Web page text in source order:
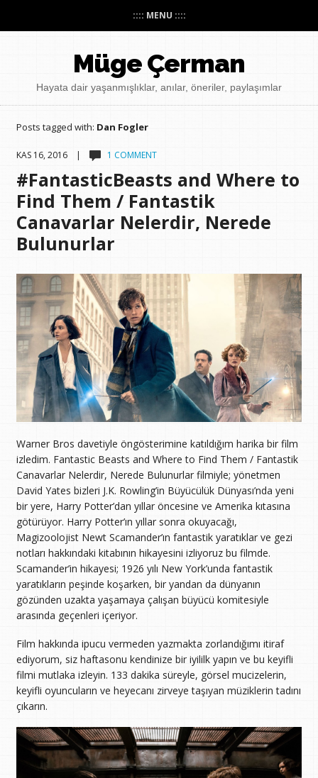
:::: MENU ::::
Müge Çerman
Hayata dair yaşanmışlıklar, anılar, öneriler, paylaşımlar
Posts tagged with: Dan Fogler
KAS 16, 2016 | 1 COMMENT
#FantasticBeasts and Where to
Find Them / Fantastik
Canavarlar Nelerdir, Nerede
Bulunurlar
Warner Bros davetiyle öngösterimine katıldığım harika bir film
izledim. Fantastic Beasts and Where to Find Them / Fantastik
Canavarlar Nelerdir, Nerede Bulunurlar filmiyle; yönetmen
David Yates bizleri J.K. Rowling’in Büyücülük Dünyası’nda yeni
bir yere, Harry Potter’dan yıllar öncesine ve Amerika kıtasına
götürüyor. Harry Potter’ın yıllar sonra okuyacağı,
Magizoolojist Newt Scamander’ın fantastik yaratıklar ve gezi
notları hakkındaki kitabının hikayesini izliyoruz bu filmde.
Scamander’in hikayesi; 1926 yılı New York’unda fantastik
yaratıkların peşinde koşarken, bir yandan da dünyanın
gözünden uzakta yaşamaya çalışan büyücü komitesiyle
arasında geçenleri içeriyor.
Film hakkında ipucu vermeden yazmakta zorlandığımı itiraf
ediyorum, siz haftasonu kendinize bir iyililk yapın ve bu keyifli
filmi mutlaka izleyin. 133 dakika süreyle, görsel mucizelerin,
keyifli oyuncuların ve heyecanı zirveye taşıyan müziklerin tadını
çıkarın.